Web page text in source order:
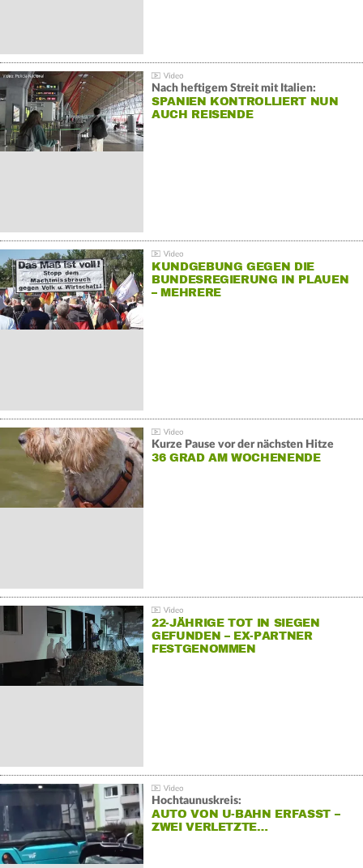
Nach heftigem Streit mit Italien:
SPANIEN KONTROLLIERT NUN
AUCH REISENDE
KUNDGEBUNG GEGEN DIE
BUNDESREGIERUNG IN PLAUEN
– MEHRERE
Kurze Pause vor der nächsten Hitze
36 GRAD AM WOCHENENDE
22-JÄHRIGE TOT IN SIEGEN
GEFUNDEN – EX-PARTNER
FESTGENOMMEN
Hochtaunuskreis:
AUTO VON U-BAHN ERFASST –
ZWEI VERLETZTE…